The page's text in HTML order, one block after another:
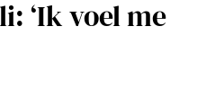
‘Ik voel me